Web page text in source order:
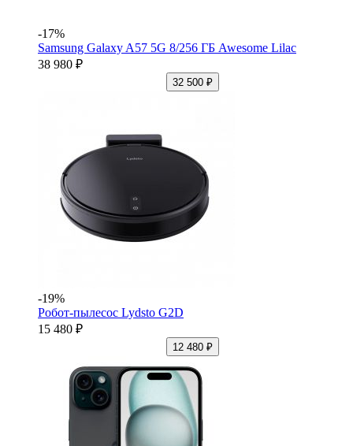
-17%
Samsung Galaxy A57 5G 8/256 ГБ Awesome Lilac
38 980 ₽
32 500 ₽
-19%
Робот-пылесос Lydsto G2D
15 480 ₽
12 480 ₽